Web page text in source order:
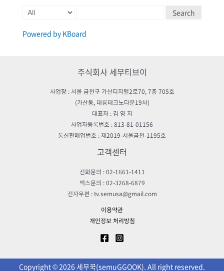
Search
Powered by KBoard
주식회사 세무티브이
사업장 : 서울 금천구 가산디지털2로70, 7층 705호
(가산동, 대륭테크노타운19차)
대표자 : 김 영 지
사업자등록번호 : 813-81-01156
통신판매업번호 : 제2019-서울금천-1195호
고객센터
전화문의 : 02-1661-1411
팩스문의 : 02-3268-6879
전자우편 : tv.semusa@gmail.com
이용약관
개인정보 처리방침
Copyright © 2026 세무꾹(semuGGOOK). All right reserved.